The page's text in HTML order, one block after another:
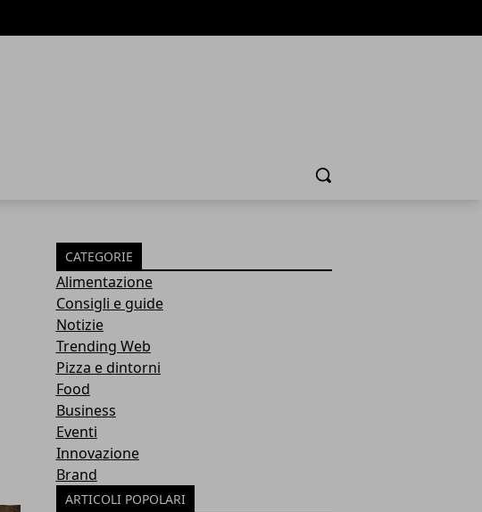
Cerca
CATEGORIE
Alimentazione
Consigli e guide
Notizie
Trending Web
Pizza e dintorni
Food
Business
Eventi
Innovazione
Brand
ARTICOLI POPOLARI